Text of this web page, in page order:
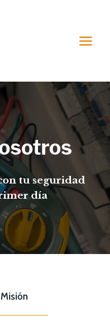
tu seguridad
día